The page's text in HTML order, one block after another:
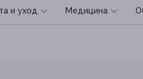
и уход Медицина